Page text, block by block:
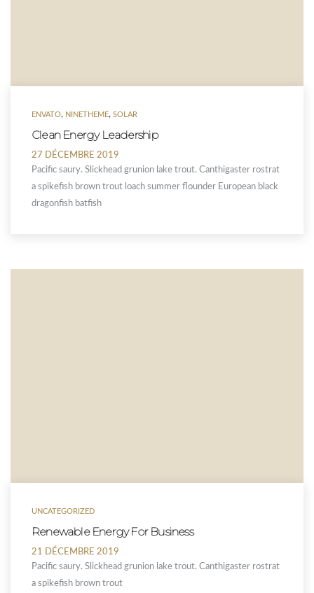
ENVATO, NINETHEME, SOLAR
Clean Energy Leadership
27 DÉCEMBRE 2019
Pacific saury. Slickhead grunion lake trout. Canthigaster rostrat
a spikefish brown trout loach summer flounder European black
dragonfish batfish
UNCATEGORIZED
Renewable Energy For Business
21 DÉCEMBRE 2019
Pacific saury. Slickhead grunion lake trout. Canthigaster rostrat
a spikefish brown trout